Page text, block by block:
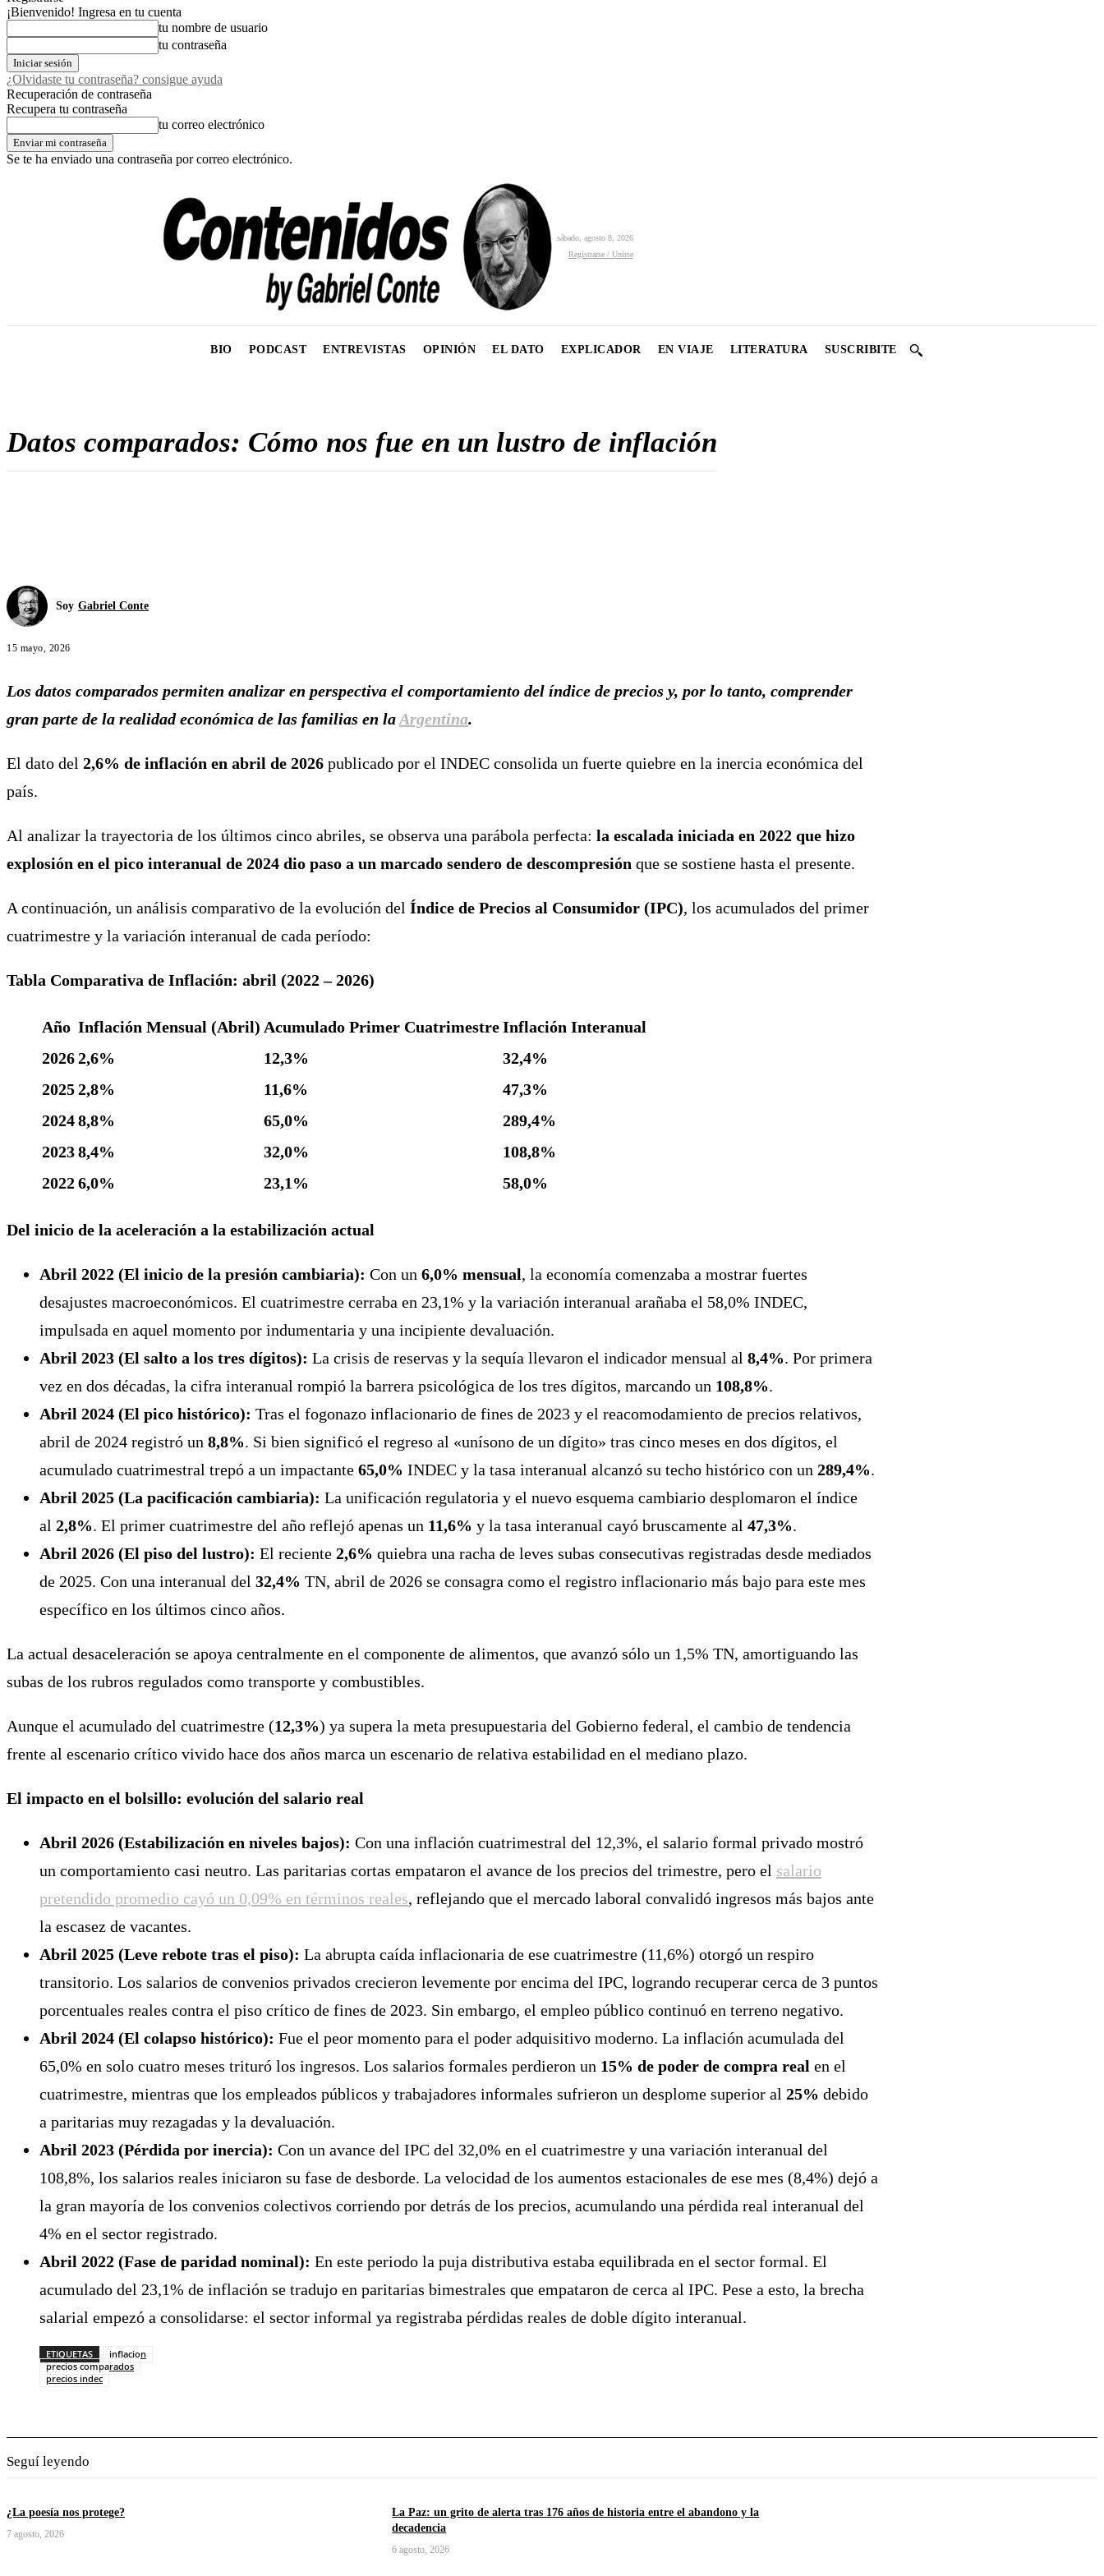
¡Bienvenido! Ingresa en tu cuenta
tu nombre de usuario
tu contraseña
¿Olvidaste tu contraseña? consigue ayuda
Recuperación de contraseña
Recupera tu contraseña
tu correo electrónico
Se te ha enviado una contraseña por correo electrónico.
sábado, agosto 8, 2026
Registrarse / Unirse
BIO PODCAST ENTREVISTAS OPINIÓN EL DATO EXPLICADOR EN VIAJE LITERATURA SUSCRIBITE
Datos comparados: Cómo nos fue en un lustro de inflación
Soy Gabriel Conte
15 mayo, 2026
Los datos comparados permiten analizar en perspectiva el comportamiento del índice de precios y, por lo tanto, comprender
gran parte de la realidad económica de las familias en laArgentina.
El dato del 2,6% de inflación en abril de 2026 publicado por el INDEC consolida un fuerte quiebre en la inercia económica del
país.
Al analizar la trayectoria de los últimos cinco abriles, se observa una parábola perfecta: la escalada iniciada en 2022 que hizo
explosión en el pico interanual de 2024 dio paso a un marcado sendero de descompresión que se sostiene hasta el presente.
A continuación, un análisis comparativo de la evolución del Índice de Precios al Consumidor (IPC), los acumulados del primer
cuatrimestre y la variación interanual de cada período:
Tabla Comparativa de Inflación: abril (2022 – 2026)
Año Inflación Mensual (Abril) Acumulado Primer CuatrimestreInflación Interanual
20262,6% 12,3%
32,4%
20252,8% 11,6%
47,3%
20248,8% 65,0%
289,4%
20238,4% 32,0%
108,8%
20226,0% 23,1% 58,0%
Del inicio de la aceleración a la estabilización actual
Abril 2022 (El inicio de la presión cambiaria): Con un 6,0% mensual, la economía comenzaba a mostrar fuertes
desajustes macroeconómicos. El cuatrimestre cerraba en 23,1% y la variación interanual arañaba el 58,0% INDEC,
impulsada en aquel momento por indumentaria y una incipiente devaluación.
Abril 2023 (El salto a los tres dígitos): La crisis de reservas y la sequía llevaron el indicador mensual al 8,4%. Por primera
vez en dos décadas, la cifra interanual rompió la barrera psicológica de los tres dígitos, marcando un 108,8%.
Abril 2024 (El pico histórico): Tras el fogonazo inflacionario de fines de 2023 y el reacomodamiento de precios relativos,
abril de 2024 registró un 8,8%. Si bien significó el regreso al «unísono de un dígito» tras cinco meses en dos dígitos, el
acumulado cuatrimestral trepó a un impactante 65,0% INDEC y la tasa interanual alcanzó su techo histórico con un 289,4%.
Abril 2025 (La pacificación cambiaria): La unificación regulatoria y el nuevo esquema cambiario desplomaron el índice
al 2,8%. El primer cuatrimestre del año reflejó apenas un 11,6% y la tasa interanual cayó bruscamente al 47,3%.
Abril 2026 (El piso del lustro): El reciente 2,6% quiebra una racha de leves subas consecutivas registradas desde mediados
de 2025. Con una interanual del 32,4% TN, abril de 2026 se consagra como el registro inflacionario más bajo para este mes
específico en los últimos cinco años.
La actual desaceleración se apoya centralmente en el componente de alimentos, que avanzó sólo un 1,5% TN, amortiguando las
subas de los rubros regulados como transporte y combustibles.
Aunque el acumulado del cuatrimestre (12,3%) ya supera la meta presupuestaria del Gobierno federal, el cambio de tendencia
frente al escenario crítico vivido hace dos años marca un escenario de relativa estabilidad en el mediano plazo.
El impacto en el bolsillo: evolución del salario real
Abril 2026 (Estabilización en niveles bajos): Con una inflación cuatrimestral del 12,3%, el salario formal privado mostró
un comportamiento casi neutro. Las paritarias cortas empataron el avance de los precios del trimestre, pero el salario
pretendido promedio cayó un 0,09% en términos reales, reflejando que el mercado laboral convalidó ingresos más bajos ante
la escasez de vacantes.
Abril 2025 (Leve rebote tras el piso): La abrupta caída inflacionaria de ese cuatrimestre (11,6%) otorgó un respiro
transitorio. Los salarios de convenios privados crecieron levemente por encima del IPC, logrando recuperar cerca de 3 puntos
porcentuales reales contra el piso crítico de fines de 2023. Sin embargo, el empleo público continuó en terreno negativo.
Abril 2024 (El colapso histórico): Fue el peor momento para el poder adquisitivo moderno. La inflación acumulada del
65,0% en solo cuatro meses trituró los ingresos. Los salarios formales perdieron un 15% de poder de compra real en el
cuatrimestre, mientras que los empleados públicos y trabajadores informales sufrieron un desplome superior al 25% debido
a paritarias muy rezagadas y la devaluación.
Abril 2023 (Pérdida por inercia): Con un avance del IPC del 32,0% en el cuatrimestre y una variación interanual del
108,8%, los salarios reales iniciaron su fase de desborde. La velocidad de los aumentos estacionales de ese mes (8,4%) dejó a
la gran mayoría de los convenios colectivos corriendo por detrás de los precios, acumulando una pérdida real interanual del
4% en el sector registrado.
Abril 2022 (Fase de paridad nominal): En este periodo la puja distributiva estaba equilibrada en el sector formal. El
acumulado del 23,1% de inflación se tradujo en paritarias bimestrales que empataron de cerca al IPC. Pese a esto, la brecha
salarial empezó a consolidarse: el sector informal ya registraba pérdidas reales de doble dígito interanual.
ETIQUETAS
inflacion
precios comparados
precios indec
Seguí leyendo
¿La poesía nos protege?
7 agosto, 2026
La Paz: un grito de alerta tras 176 años de historia entre el abandono y la
decadencia
6 agosto, 2026